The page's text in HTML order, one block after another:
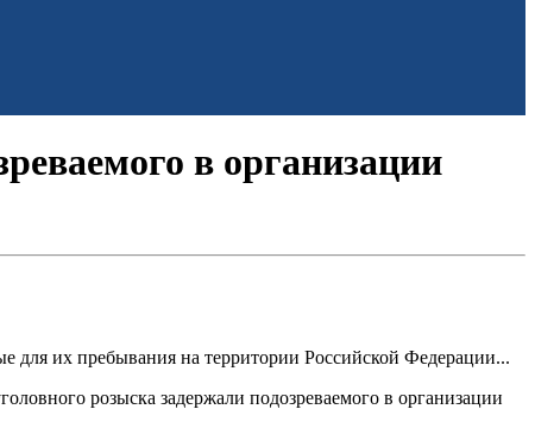
в организации
их пребывания на территории Российской Федерации...
розыска задержали подозреваемого в организации